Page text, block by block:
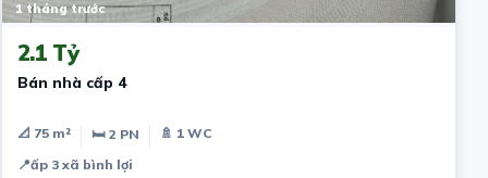
1 tháng trước
2.1 Tỷ
Bán nhà cấp 4
📐 75 m² 🛏 2 PN
🚿 1 WC
📍ấp 3 xã bình lợi